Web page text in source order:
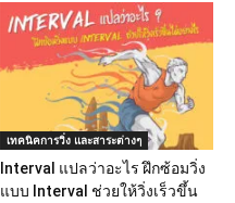
เทคนิคการวิ่ง และสาระต่างๆ
Interval แปลว่าอะไร ฝึกซ้อมวิ่ง
แบบ Interval ช่วยให้วิ่งเร็วขึ้น